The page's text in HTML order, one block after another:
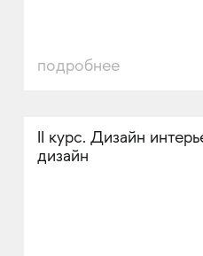
подробнее
II курс. Дизайн
дизайн